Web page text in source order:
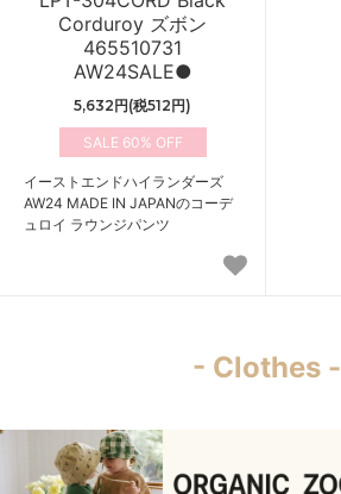
Corduroy ズボン
465510731
AW24SALE●
5,632円(税512円)
60%
イーストエンドハイランダーズ
AW24 MADE IN JAPANのコーデ
ュロイ ラウンジパンツ
- Clothes -